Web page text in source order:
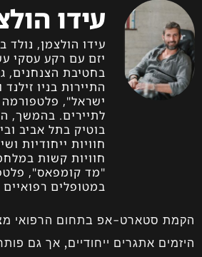
עידו
יזם עם רקע עסקי
בחטיבת הצנחנים,
התיירות בניו
ישראל",
לתיירים. בהמשך,
בוטיק בתל אביב
חוויות ייחודיות
"מד קומפאס",
במטופלים
הקמת סטארט-אפ בתחום הרפואי
היזמים אתגרים ייחודיים, אך גם